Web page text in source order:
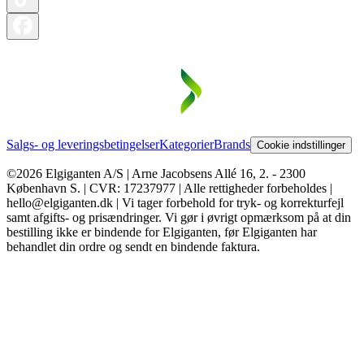
Salgs- og leveringsbetingelserKategorierBrands Cookie indstillinger
©2026 Elgiganten A/S | Arne Jacobsens Allé 16, 2. - 2300
København S. | CVR: 17237977 | Alle rettigheder forbeholdes |
hello@elgiganten.dk | Vi tager forbehold for tryk- og korrekturfejl
samt afgifts- og prisændringer. Vi gør i øvrigt opmærksom på at din
bestilling ikke er bindende for Elgiganten, før Elgiganten har
behandlet din ordre og sendt en bindende faktura.